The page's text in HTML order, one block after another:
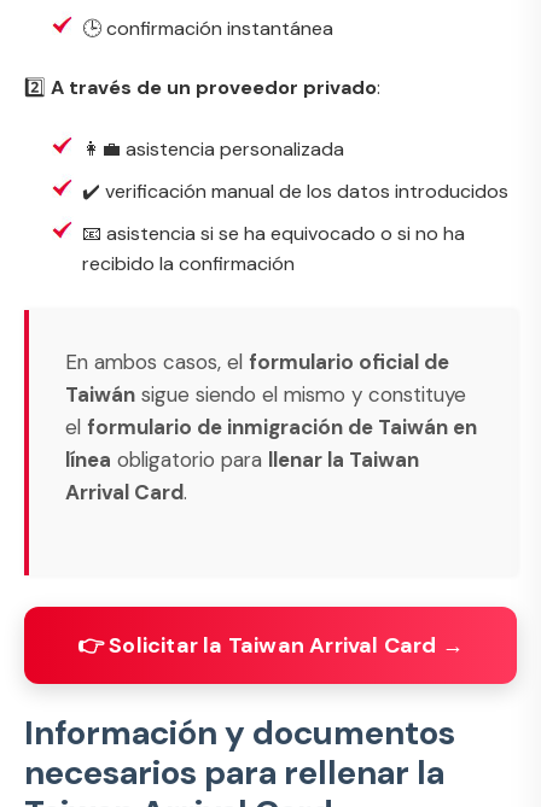
🕒 confirmación instantánea
2️⃣ A través de un proveedor privado:
👩‍💼 asistencia personalizada
✔️ verificación manual de los datos introducidos
📧 asistencia si se ha equivocado o si no ha
recibido la confirmación
En ambos casos, el formulario oficial de
Taiwán sigue siendo el mismo y constituye
el formulario de inmigración de Taiwán en
línea obligatorio para llenar la Taiwan
Arrival Card.
👉 Solicitar la Taiwan Arrival Card →
Información y documentos
necesarios para rellenar la